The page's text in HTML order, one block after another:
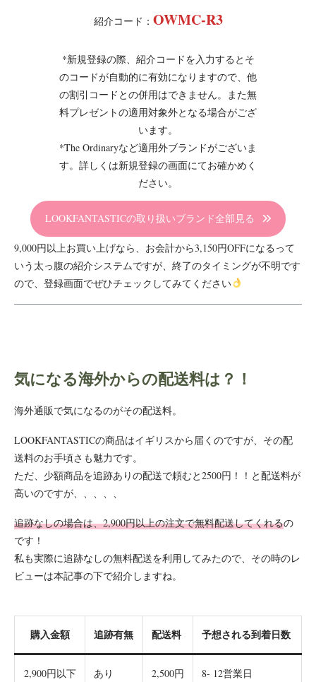
紹介コード： OWMC-R3
*新規登録の際、紹介コードを入力するとそ
のコードが自動的に有効になりますので、他
の割引コードとの併用はできません。また無
料プレゼントの適用対象外となる場合がござ
います。
*The Ordinaryなど適用外ブランドがございま
す。詳しくは新規登録の画面にてお確かめく
ださい。
LOOKFANTASTICの取り扱いブランド全部見る
9,000円以上お買い上げなら、お会計から3,150円OFFになるって
いう太っ腹の紹介システムですが、終了のタイミングが不明です
ので、登録画面でぜひチェックしてみてください
気になる海外からの配送料は？！
海外通販で気になるのがその配送料。
LOOKFANTASTICの商品はイギリスから届くのですが、その配
送料のお手頃さも魅力です。
ただ、少額商品を追跡ありの配送で頼むと2500円！！と配送料が
高いのですが、、、、、
追跡なしの場合は、2,900円以上の注文で無料配送してくれるの
です！
私も実際に追跡なしの無料配送を利用してみたので、その時のレ
ビューは本記事の下で紹介しますね。
購入金額 追跡有無 配送料 予想される到着日数
2,900円以下 あり 2,500円 8- 12営業日